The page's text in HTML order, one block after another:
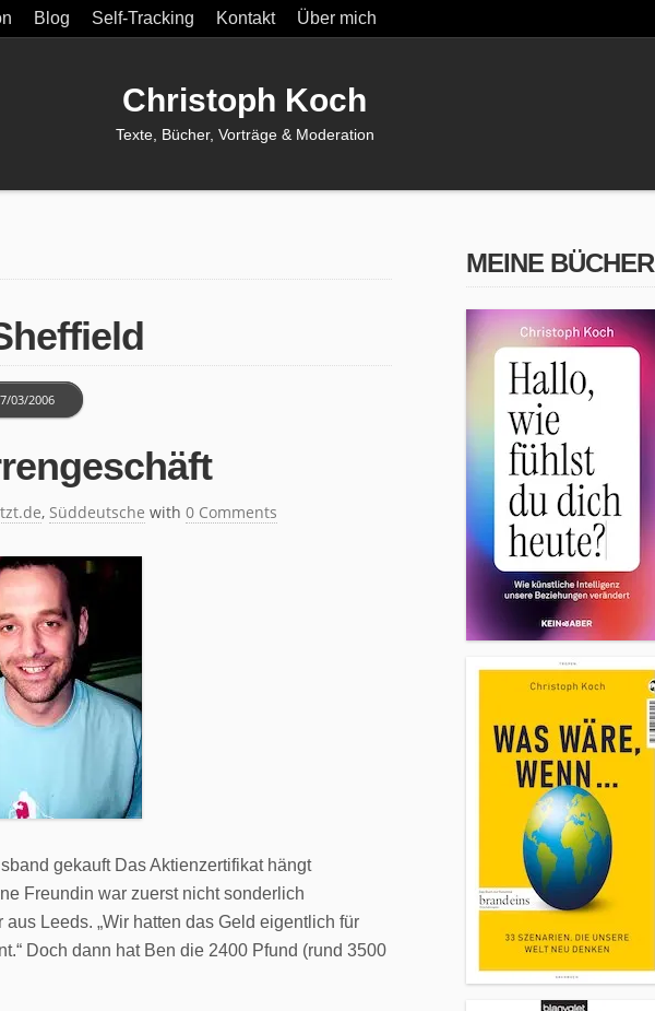
Blog Self-Tracking Kontakt Über mich
Christoph Koch
Texte, Bücher, Vorträge & Moderation
03/2006
, Süddeutsche with 0 Comments
gekauft Das Aktienzertifikat hängt
Freundin war zuerst nicht sonderlich
Leeds. „Wir hatten das Geld eigentlich für
Doch dann hat Ben die 2400 Pfund (rund 3500
MEINE BÜCHER